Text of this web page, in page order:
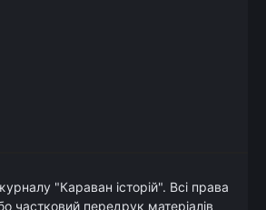
"Караван історій". Всі права
частковий передрук матеріалів